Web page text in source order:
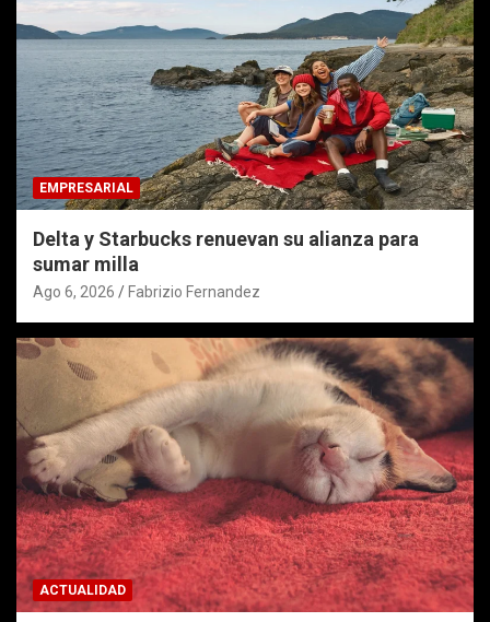
EMPRESARIAL
Delta y Starbucks renuevan su alianza para
sumar milla
Ago 6, 2026 Fabrizio Fernandez
ACTUALIDAD